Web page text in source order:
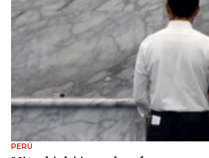
PERÚ